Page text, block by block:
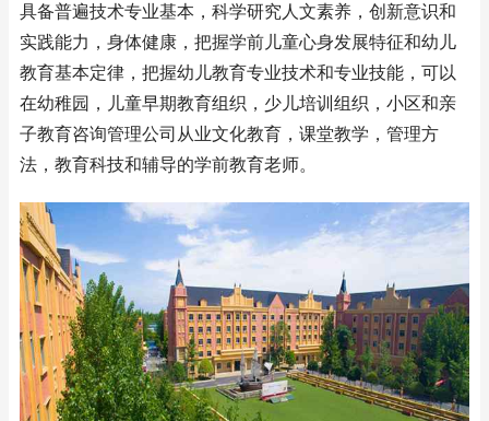
具备普遍技术专业基本，科学研究人文素养，创新意识和
实践能力，身体健康，把握学前儿童心身发展特征和幼儿
教育基本定律，把握幼儿教育专业技术和专业技能，可以
在幼稚园，儿童早期教育组织，少儿培训组织，小区和亲
子教育咨询管理公司从业文化教育，课堂教学，管理方
法，教育科技和辅导的学前教育老师。